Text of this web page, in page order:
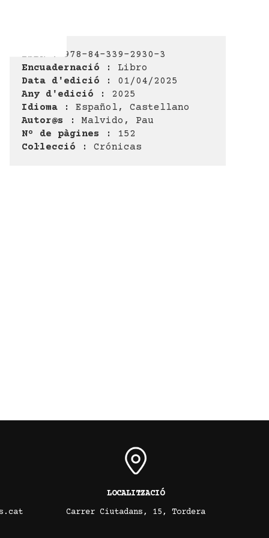
ISBN :
978-84-339-2930-3
Encuadernació :
Libro
Data d'edició :
01/04/2025
Any d'edició :
2025
Idioma :
Español, Castellano
Autor@s :
Malvido, Pau
Nº de pàgines :
152
Col·lecció :
Crónicas
LOCALITZACIÓ
Carrer Ciutadans, 15, Tordera